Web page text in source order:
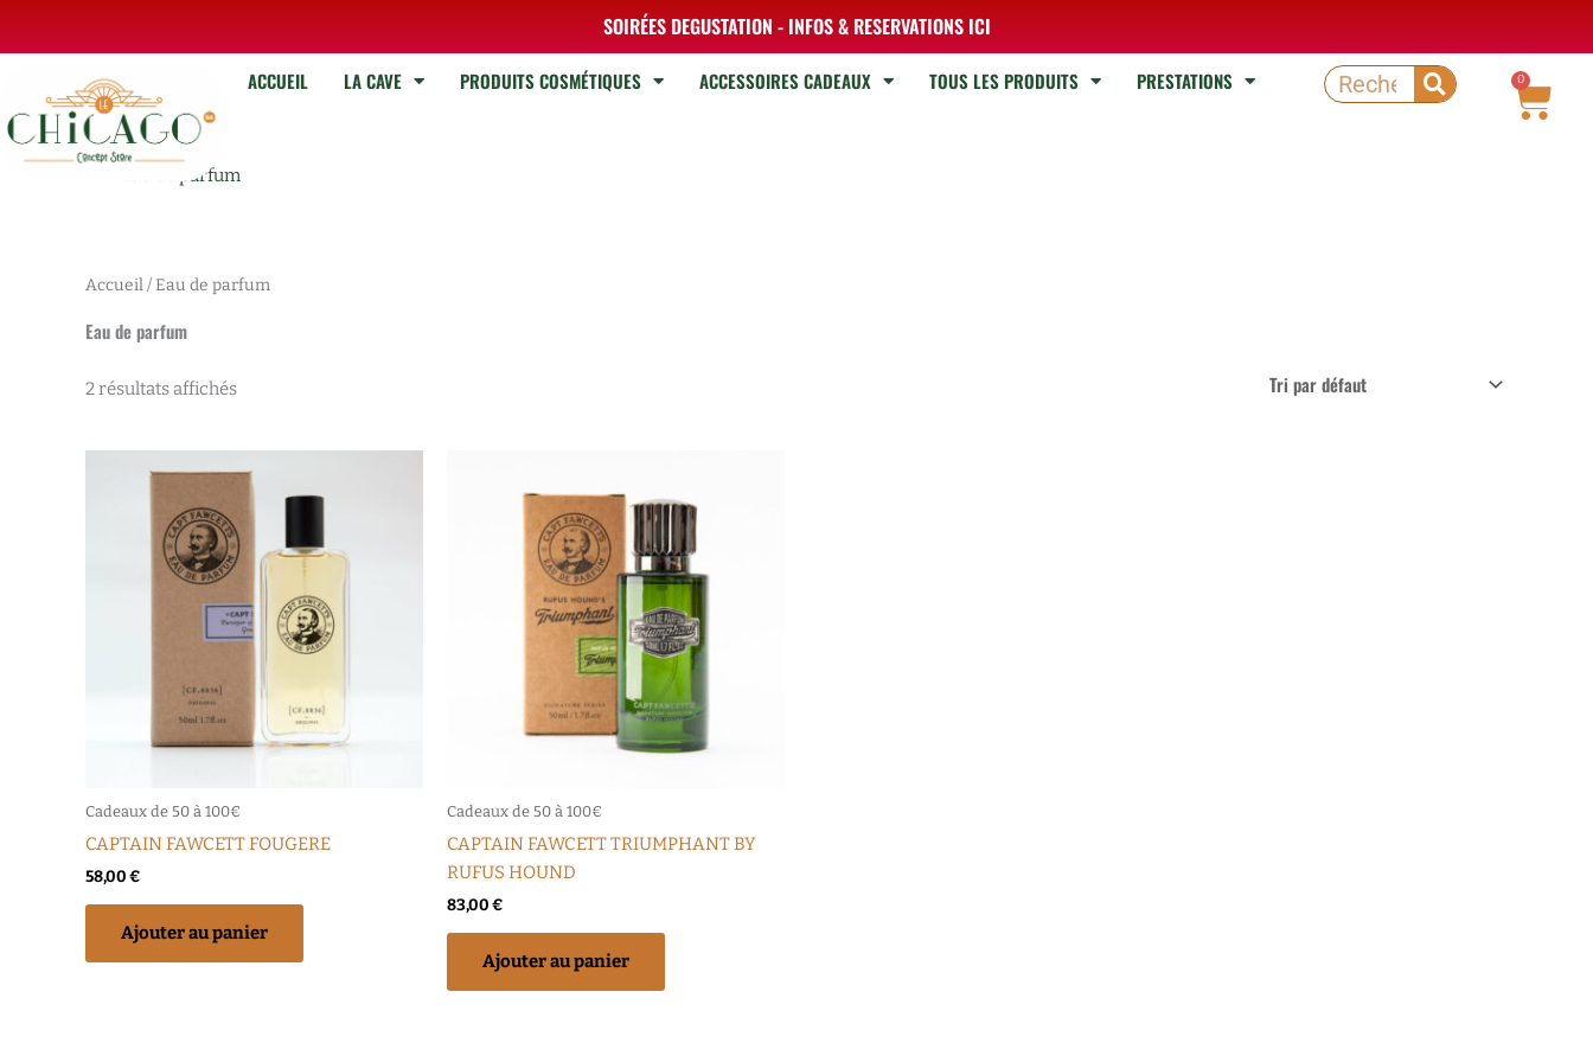
SOIRÉES DEGUSTATION - INFOS & RESERVATIONS ICI
ACCUEIL LA CAVE PRODUITS COSMÉTIQUES ACCESSOIRES CADEAUX TOUS LES PRODUITS PRESTATIONS Rechercher 0
Eau de parfum
Accueil/ Eau de parfum
Eau de parfum
2 résultats affichés
Cadeaux de 50 à 100€
CAPTAIN FAWCETT FOUGERE
58,00€
Ajouter au panier
Cadeaux de 50 à 100€
CAPTAIN FAWCETT TRIUMPHANT BY
RUFUS HOUND
83,00€
Ajouter au panier